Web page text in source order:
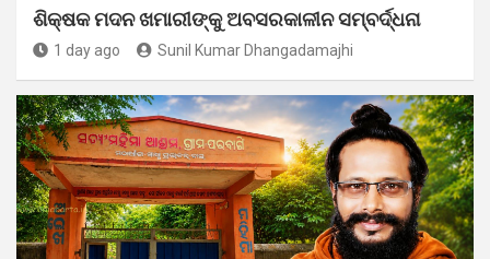
ଶିକ୍ଷକ ମଦନ ଖମାରୀଙ୍କୁ ଅବସରକାଳୀନ ସମ୍ବର୍ଦ୍ଧନା
1 day ago Sunil Kumar Dhangadamajhi